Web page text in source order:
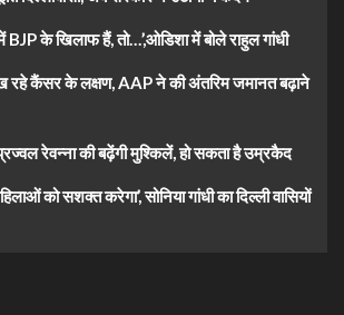
BJP के खिलाफ हैं, तो…’,ओडिशा में बोले राहुल गांधी
रहे कैंसर के लक्षण, AAP ने की अंतरिम जमानत बढ़ाने
रेवन्ना की बढ़ेंगी मुश्किलें, हो सकता है उम्रकैद
को सशक्त करेगा’, सोनिया गांधी का दिल्ली वासियों